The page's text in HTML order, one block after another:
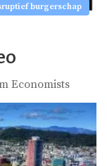
burgerschap
Economists